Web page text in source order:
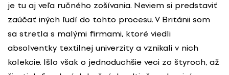
je tu aj veľa ručného zošívania. Neviem si predstaviť
zaúčať iných ľudí do tohto procesu. V Británii som
sa stretla s malými firmami, ktoré viedli
absolventky textilnej univerzity a vznikali v nich
kolekcie. Išlo však o jednoduchšie veci zo štyroch, až